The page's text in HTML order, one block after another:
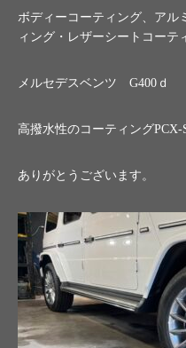
ボディーコーティング、アル
ィング・レザーシートコーテ
メルセデスベンツ G400ｄ
高撥水性のコーティングPCX-
ありがとうございます。